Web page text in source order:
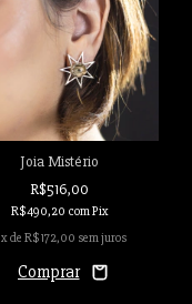
Joia Mistério
R$516,00
R$490,20 comPix
x de R$172,00 sem juros